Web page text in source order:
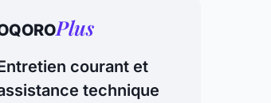
Plus
courant et
technique